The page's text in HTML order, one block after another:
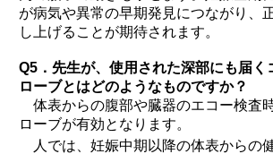
が病気や異常の早期発見につながり、
し上げることが期待されます。
Q5．先生が、使用された深部にも届く
ローブとはどのようなものですか？
体表からの腹部や臓器のエコー検査
ローブが有効となります。
人では、妊娠中期以降の体表からの